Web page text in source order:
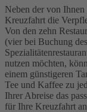
Neben der von
Kreuzfahrt die
Von den zehn
(vier bei Buchung
nutzen möchten,
einem günstigeren
Tee und Kaffee zu
Ihrer Abreise das
für Ihre Kreuzfahrt